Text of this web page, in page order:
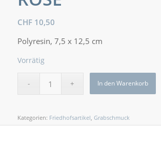
CHF10,50
Polyresin, 7,5 x 12,5 cm
Vorrätig
In den Warenkorb
Kategorien: Friedhofsartikel, Grabschmuck